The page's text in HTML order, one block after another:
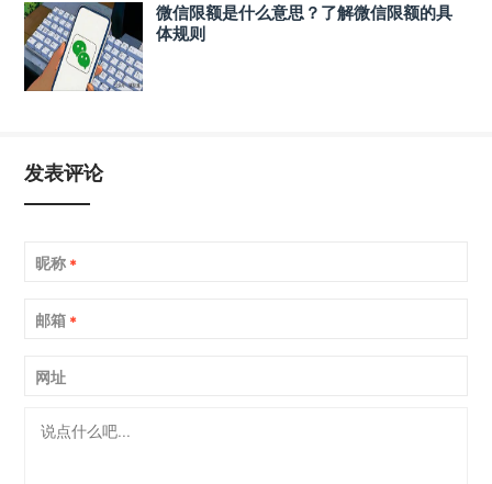
微信限额是什么意思？了解微信限额的具
体规则
发表评论
昵称 *
邮箱 *
网址